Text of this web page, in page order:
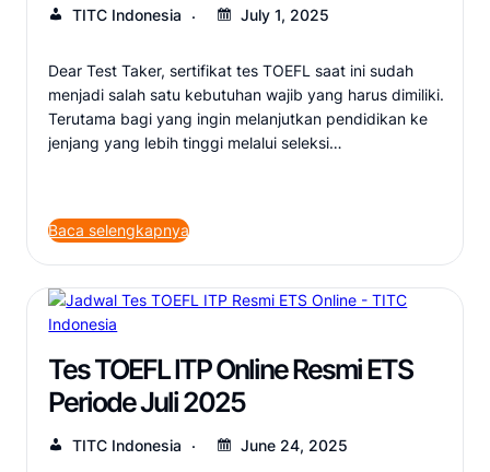
TITC Indonesia July 1, 2025
Dear Test Taker, sertifikat tes TOEFL saat ini sudah
menjadi salah satu kebutuhan wajib yang harus dimiliki.
Terutama bagi yang ingin melanjutkan pendidikan ke
jenjang yang lebih tinggi melalui seleksi…
Baca selengkapnya
Tes TOEFL ITP Online Resmi ETS
Periode Juli 2025
TITC Indonesia June 24, 2025